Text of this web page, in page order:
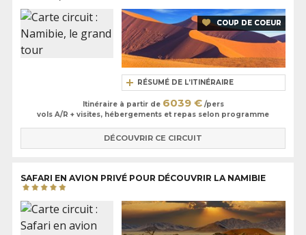
RÉSUMÉ DE L’ITINÉRAIRE
COUP DE COEUR
Itinéraire à partir de 6039 €/pers
vols A/R + visites, hébergements et repas selon programme
DÉCOUVRIR CE CIRCUIT
SAFARI EN AVION PRIVÉ POUR DÉCOUVRIR LA NAMIBIE